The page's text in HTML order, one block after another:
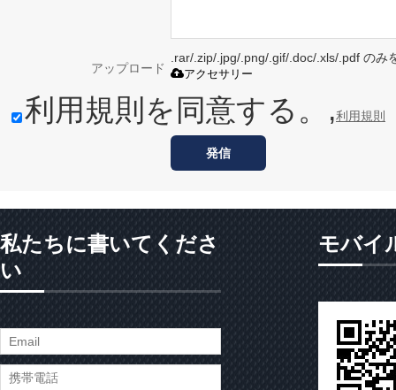
アップロード
.rar/.zip/.jpg/.png/.gif/.doc/.xls/.pdf のみ
アクセサリー
利用規則を同意する。,利用規則
発信
私たちに書いてくださ
い
モバイ